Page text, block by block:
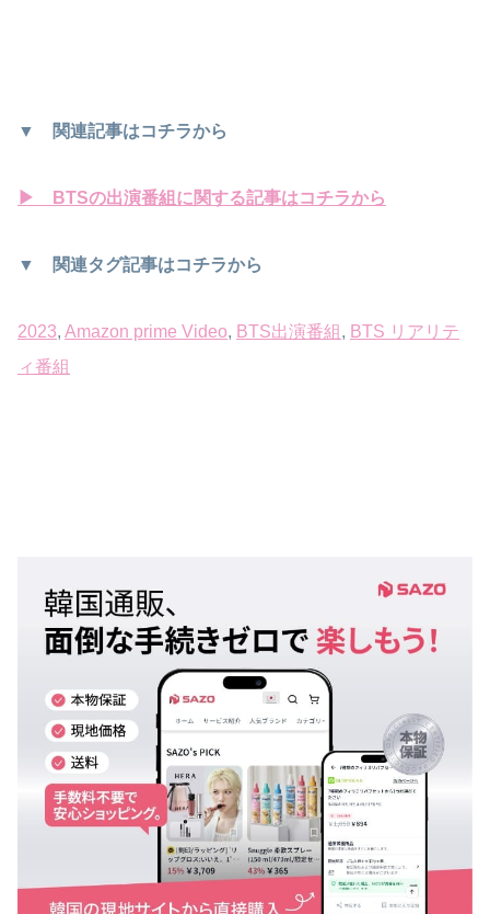
▼ 関連記事はコチラから
▶ BTSの出演番組に関する記事はコチラから
▼ 関連タグ記事はコチラから
2023, Amazon prime Video, BTS出演番組 , BTS リアリテ
ィ番組